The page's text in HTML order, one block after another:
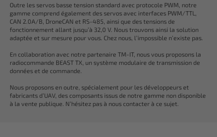
Outre les servos basse tension standard avec protocole PWM, notre
gamme comprend également des servos avec interfaces PWM/TTL,
CAN 2.0A/B, DroneCAN et RS-485, ainsi que des tensions de
fonctionnement allant jusqu’à 32,0 V. Nous trouvons ainsi la solution
adaptée et sur mesure pour vous. Chez nous, l’impossible n’existe pas.
En collaboration avec notre partenaire TM-IT, nous vous proposons la
radiocommande BEAST TX, un système modulaire de transmission de
données et de commande.
Nous proposons en outre, spécialement pour les développeurs et
fabricants d’UAV, des composants issus de notre gamme non disponible
à la vente publique. N’hésitez pas à nous contacter à ce sujet.